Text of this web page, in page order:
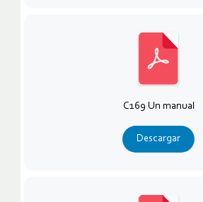
C169 Un manual
Descargar